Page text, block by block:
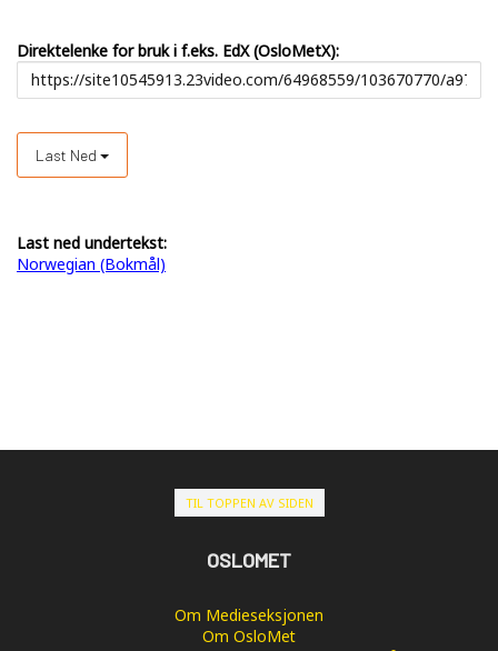
Direktelenke for bruk i f.eks. EdX (OsloMetX):
Last Ned
Last ned undertekst:
Norwegian (Bokmål)
TIL TOPPEN AV SIDEN
OSLOMET
Om Medieseksjonen
Om OsloMet